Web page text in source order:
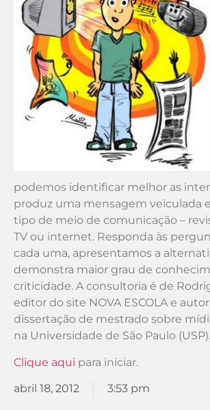
podemos identificar melhor as
produz uma mensagem veiculada
tipo de meio de comunicação –
TV ou internet. Responda às
cada uma, apresentamos a
demonstra maior grau de
criticidade. A consultoria é de
editor do site NOVA ESCOLA e
dissertação de mestrado sobre
na Universidade de São Paulo (USP).
Clique aqui para iniciar.
abril 18, 2012 3:53 pm